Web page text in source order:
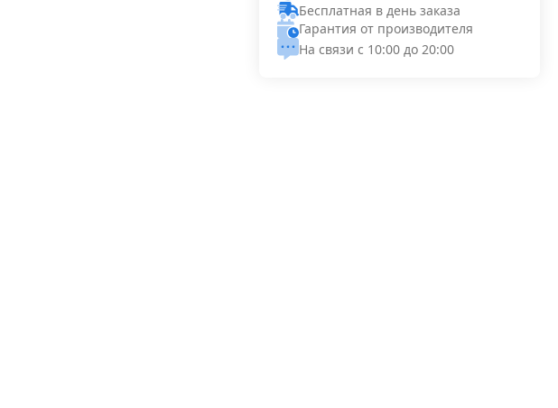
Бесплатная в день заказа
Гарантия от производителя
На связи с 10:00 до 20:00